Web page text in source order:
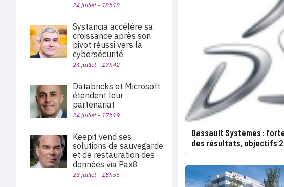
Dassault Systèmes :
des résultats, objectifs
24 juillet - 18h18
Systancia accélère sa
croissance après son
pivot réussi vers la
cybersécurité
24 juillet - 17h42
Databricks et Microsoft
étendent leur
partenariat
24 juillet - 17h19
Keepit vend ses
solutions de sauvegarde
et de restauration des
données via Pax8
23 juillet - 18h56